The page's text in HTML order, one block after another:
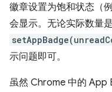
徽章设置为饱和状态（
会显示。无论实际数量
示问题即可。
虽然 Chrome 中的 App